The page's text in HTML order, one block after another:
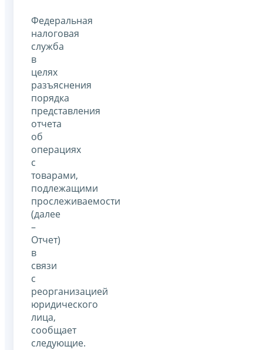
Федеральная
налоговая
служба
в
целях
разъяснения
порядка
представления
отчета
об
операциях
с
товарами,
подлежащими
прослеживаемости
(далее
–
Отчет)
в
связи
с
реорганизацией
юридического
лица,
сообщает
следующие.